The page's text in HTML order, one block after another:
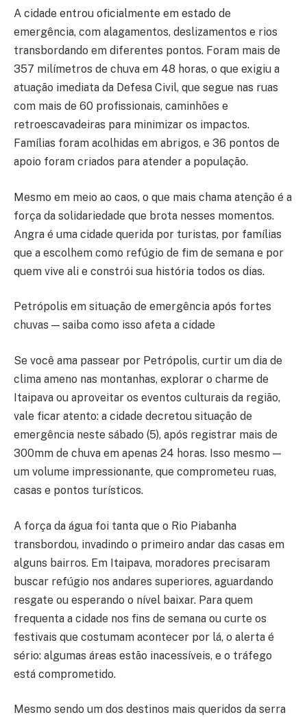
A cidade entrou oficialmente em estado de
emergência, com alagamentos, deslizamentos e rios
transbordando em diferentes pontos. Foram mais de
357 milímetros de chuva em 48 horas, o que exigiu a
atuação imediata da Defesa Civil, que segue nas ruas
com mais de 60 profissionais, caminhões e
retroescavadeiras para minimizar os impactos.
Famílias foram acolhidas em abrigos, e 36 pontos de
apoio foram criados para atender a população.
Mesmo em meio ao caos, o que mais chama atenção é a
força da solidariedade que brota nesses momentos.
Angra é uma cidade querida por turistas, por famílias
que a escolhem como refúgio de fim de semana e por
quem vive ali e constrói sua história todos os dias.
Petrópolis em situação de emergência após fortes
chuvas — saiba como isso afeta a cidade
Se você ama passear por Petrópolis, curtir um dia de
clima ameno nas montanhas, explorar o charme de
Itaipava ou aproveitar os eventos culturais da região,
vale ficar atento: a cidade decretou situação de
emergência neste sábado (5), após registrar mais de
300mm de chuva em apenas 24 horas. Isso mesmo —
um volume impressionante, que comprometeu ruas,
casas e pontos turísticos.
A força da água foi tanta que o Rio Piabanha
transbordou, invadindo o primeiro andar das casas em
alguns bairros. Em Itaipava, moradores precisaram
buscar refúgio nos andares superiores, aguardando
resgate ou esperando o nível baixar. Para quem
frequenta a cidade nos fins de semana ou curte os
festivais que costumam acontecer por lá, o alerta é
sério: algumas áreas estão inacessíveis, e o tráfego
está comprometido.
Mesmo sendo um dos destinos mais queridos da serra